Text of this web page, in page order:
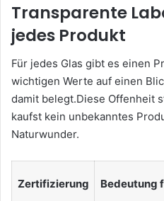
Transparente
jedes Produkt
Für jedes Glas gibt es einen
wichtigen Werte auf einen
damit belegt.Diese Offenheit
kaufst kein unbekanntes
Naturwunder.
Zertifizierung Bedeutung